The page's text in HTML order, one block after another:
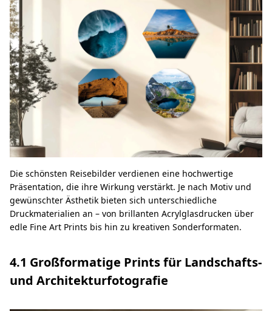
Die schönsten Reisebilder verdienen eine hochwertige
Präsentation, die ihre Wirkung verstärkt. Je nach Motiv und
gewünschter Ästhetik bieten sich unterschiedliche
Druckmaterialien an – von brillanten Acrylglasdrucken über
edle Fine Art Prints bis hin zu kreativen Sonderformaten.
4.1 Großformatige Prints für Landschafts-
und Architekturfotografie